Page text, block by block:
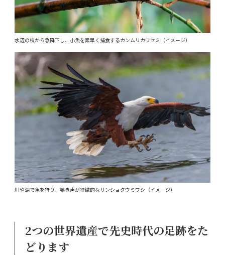
水辺の枝から急降下し、小魚を素早く捕食するカンムリカワセミ（イメージ）
川や湖で魚を狩り、鳴き声が特徴的なサンショクウミワシ（イメージ）
2つの世界遺産で先史時代の足跡をた
どります